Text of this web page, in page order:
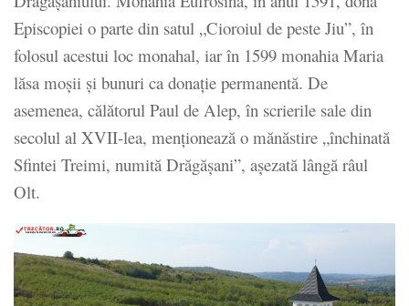
Episcopiei o parte din satul „Cioroiul de peste Jiu”, în
folosul acestui loc monahal, iar în 1599 monahia Maria
lăsa moșii și bunuri ca donație permanentă. De
asemenea, călătorul Paul de Alep, în scrierile sale din
secolul al XVII-lea, menționează o mănăstire „închinată
Sfintei Treimi, numită Drăgășani”, așezată lângă râul
Olt.